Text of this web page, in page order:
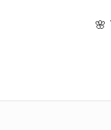
🌸